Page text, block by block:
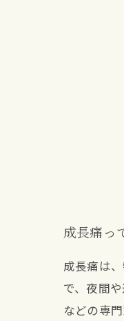
成長痛っ
成長痛は
で、夜間
などの専